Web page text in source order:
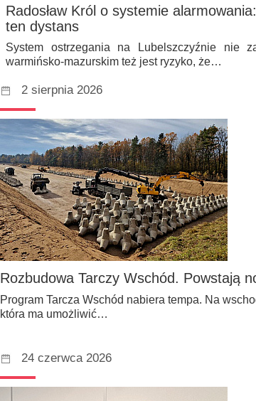
Radosław Król o systemie
ten dystans
System ostrzegania na Lubelszczyźnie nie
warmińsko-mazurskim też jest ryzyko, że…
2 sierpnia 2026
Rozbudowa Tarczy Wschód. Powstają
Program Tarcza Wschód nabiera tempa. Na
która ma umożliwić…
24 czerwca 2026